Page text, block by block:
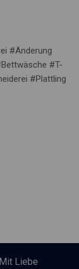
#Änderung
#T-
#Plattling
Liebe